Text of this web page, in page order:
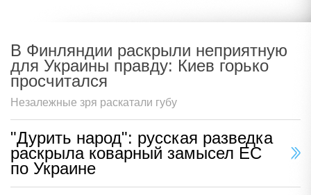
В Финляндии раскрыли неприятную
для Украины правду: Киев горько
просчитался
Незалежные зря раскатали губу
"Дурить народ": русская разведка
раскрыла коварный замысел ЕС
по Украине